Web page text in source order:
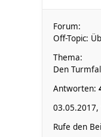
Forum:
Off-Topic:
Thema:
Den
Antworten:
03.05.2017,
Rufe den